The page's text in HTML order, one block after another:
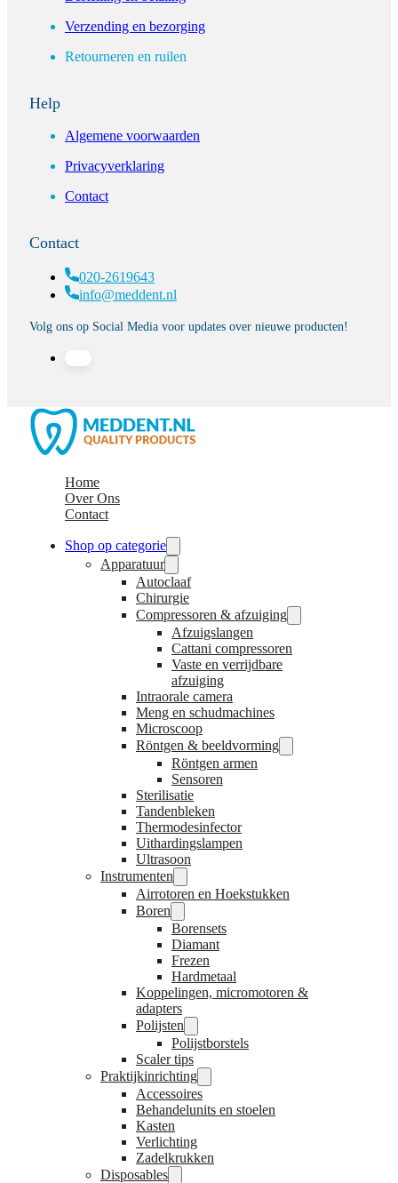
Verzending en bezorging
Retourneren en ruilen
Help
Algemene voorwaarden
Privacyverklaring
Contact
Contact
020-2619643
info@meddent.nl
Volg ons op Social Media voor updates over nieuwe producten!
Home
Over Ons
Contact
Shop op categorie
Apparatuur
Autoclaaf
Chirurgie
Compressoren & afzuiging
Afzuigslangen
Cattani compressoren
Vaste en verrijdbare
afzuiging
Intraorale camera
Meng en schudmachines
Microscoop
Röntgen & beeldvorming
Röntgen armen
Sensoren
Sterilisatie
Tandenbleken
Thermodesinfector
Uithardingslampen
Ultrasoon
Instrumenten
Airrotoren en Hoekstukken
Boren
Borensets
Diamant
Frezen
Hardmetaal
Koppelingen, micromotoren &
adapters
Polijsten
Polijstborstels
Scaler tips
Praktijkinrichting
Accessoires
Behandelunits en stoelen
Kasten
Verlichting
Zadelkrukken
Disposables